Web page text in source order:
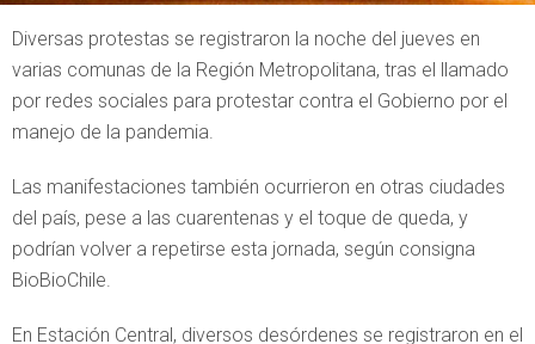
Diversas protestas se registraron la noche del jueves en
varias comunas de la Región Metropolitana, tras el llamado
por redes sociales para protestar contra el Gobierno por el
manejo de la pandemia.
Las manifestaciones también ocurrieron en otras ciudades
del país, pese a las cuarentenas y el toque de queda, y
podrían volver a repetirse esta jornada, según consigna
BioBioChile.
En Estación Central, diversos desórdenes se registraron en el